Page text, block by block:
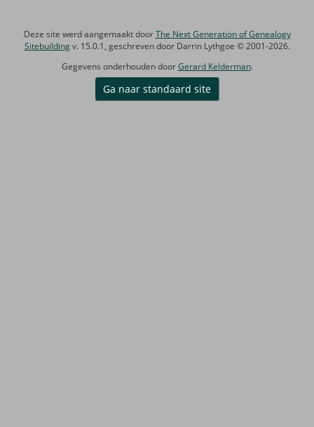
Deze site werd aangemaakt doorThe Next Generation of Genealogy
Sitebuildingv. 15.0.1, geschreven door Darrin Lythgoe © 2001-2026.
Gegevens onderhouden doorGerard Kelderman.
Ga naar standaard site